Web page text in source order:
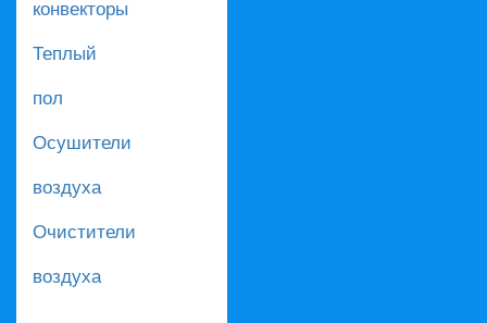
конвекторы
Теплый
пол
Осушители
воздуха
Очистители
воздуха